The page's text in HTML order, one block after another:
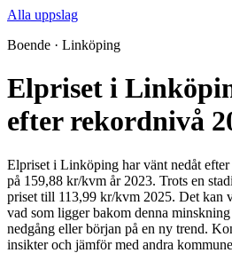
Alla uppslag
Boende · Linköping
Elpriset i
efter rekordnivå
Elpriset i Linköping har vänt nedåt efter
på 159,88 kr/kvm år 2023. Trots en
priset till 113,99 kr/kvm 2025. Det kan
vad som ligger bakom denna
nedgång eller början på en ny trend.
insikter och jämför med andra